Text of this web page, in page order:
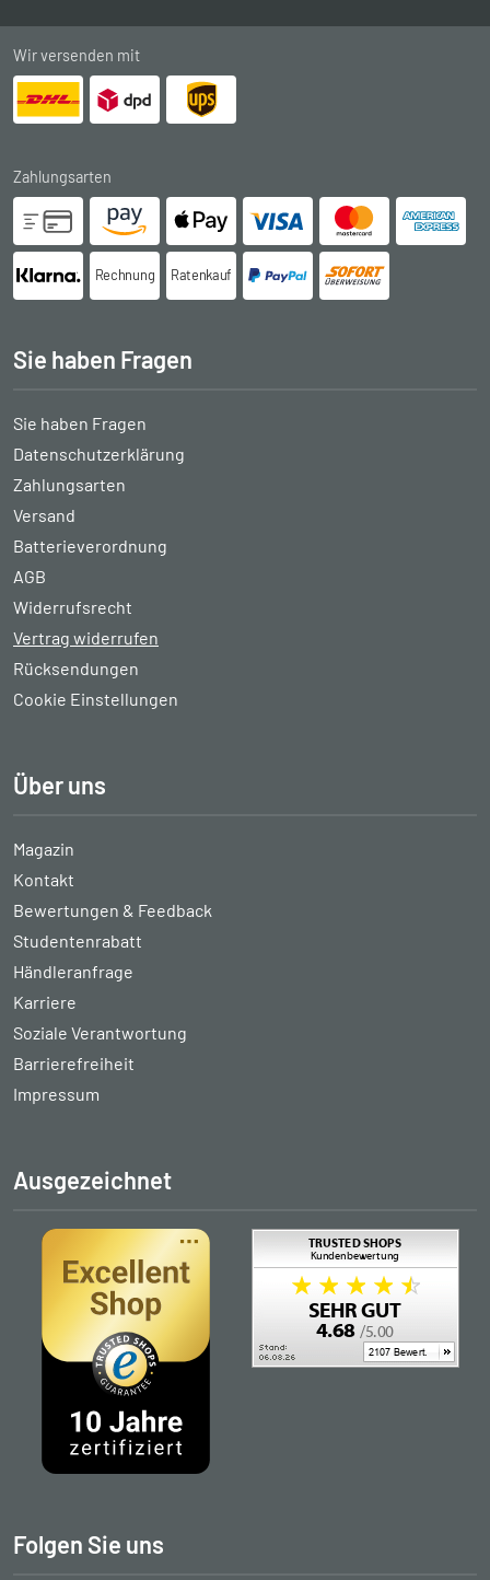
Wir versenden mit
Zahlungsarten
Rechnung Ratenkauf
Sie haben Fragen
Sie haben Fragen
Datenschutzerklärung
Zahlungsarten
Versand
Batterieverordnung
AGB
Widerrufsrecht
Vertrag widerrufen
Rücksendungen
Cookie Einstellungen
Über uns
Magazin
Kontakt
Bewertungen & Feedback
Studentenrabatt
Händleranfrage
Karriere
Soziale Verantwortung
Barrierefreiheit
Impressum
Ausgezeichnet
Folgen Sie uns